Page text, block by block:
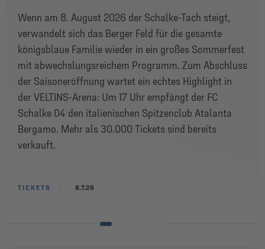
Wenn am 8. August 2026 der Schalke-Tach steigt,
verwandelt sich das Berger Feld für die gesamte
königsblaue Familie wieder in ein großes Sommerfest
mit abwechslungsreichem Programm. Zum Abschluss
der Saisoneröffnung wartet ein echtes Highlight in
der VELTINS-Arena: Um 17 Uhr empfängt der FC
Schalke 04 den italienischen Spitzenclub Atalanta
Bergamo. Mehr als 30.000 Tickets sind bereits
verkauft.
TICKETS 8.7.26